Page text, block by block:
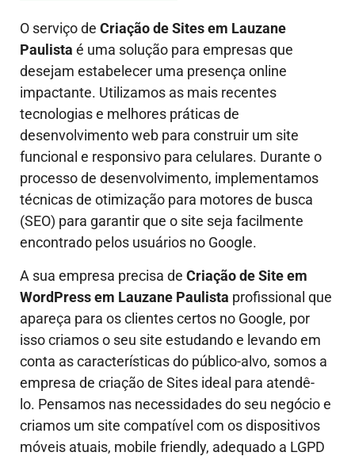
O serviço de Criação de Sites em Lauzane
Paulista é uma solução para empresas que
desejam estabelecer uma presença online
impactante. Utilizamos as mais recentes
tecnologias e melhores práticas de
desenvolvimento web para construir um site
funcional e responsivo para celulares. Durante o
processo de desenvolvimento, implementamos
técnicas de otimização para motores de busca
(SEO) para garantir que o site seja facilmente
encontrado pelos usuários no Google.
A sua empresa precisa de Criação de Site em
WordPress em Lauzane Paulista profissional que
apareça para os clientes certos no Google, por
isso criamos o seu site estudando e levando em
conta as características do público-alvo, somos a
empresa de criação de Sites ideal para atendê-
lo. Pensamos nas necessidades do seu negócio e
criamos um site compatível com os dispositivos
móveis atuais, mobile friendly, adequado a LGPD